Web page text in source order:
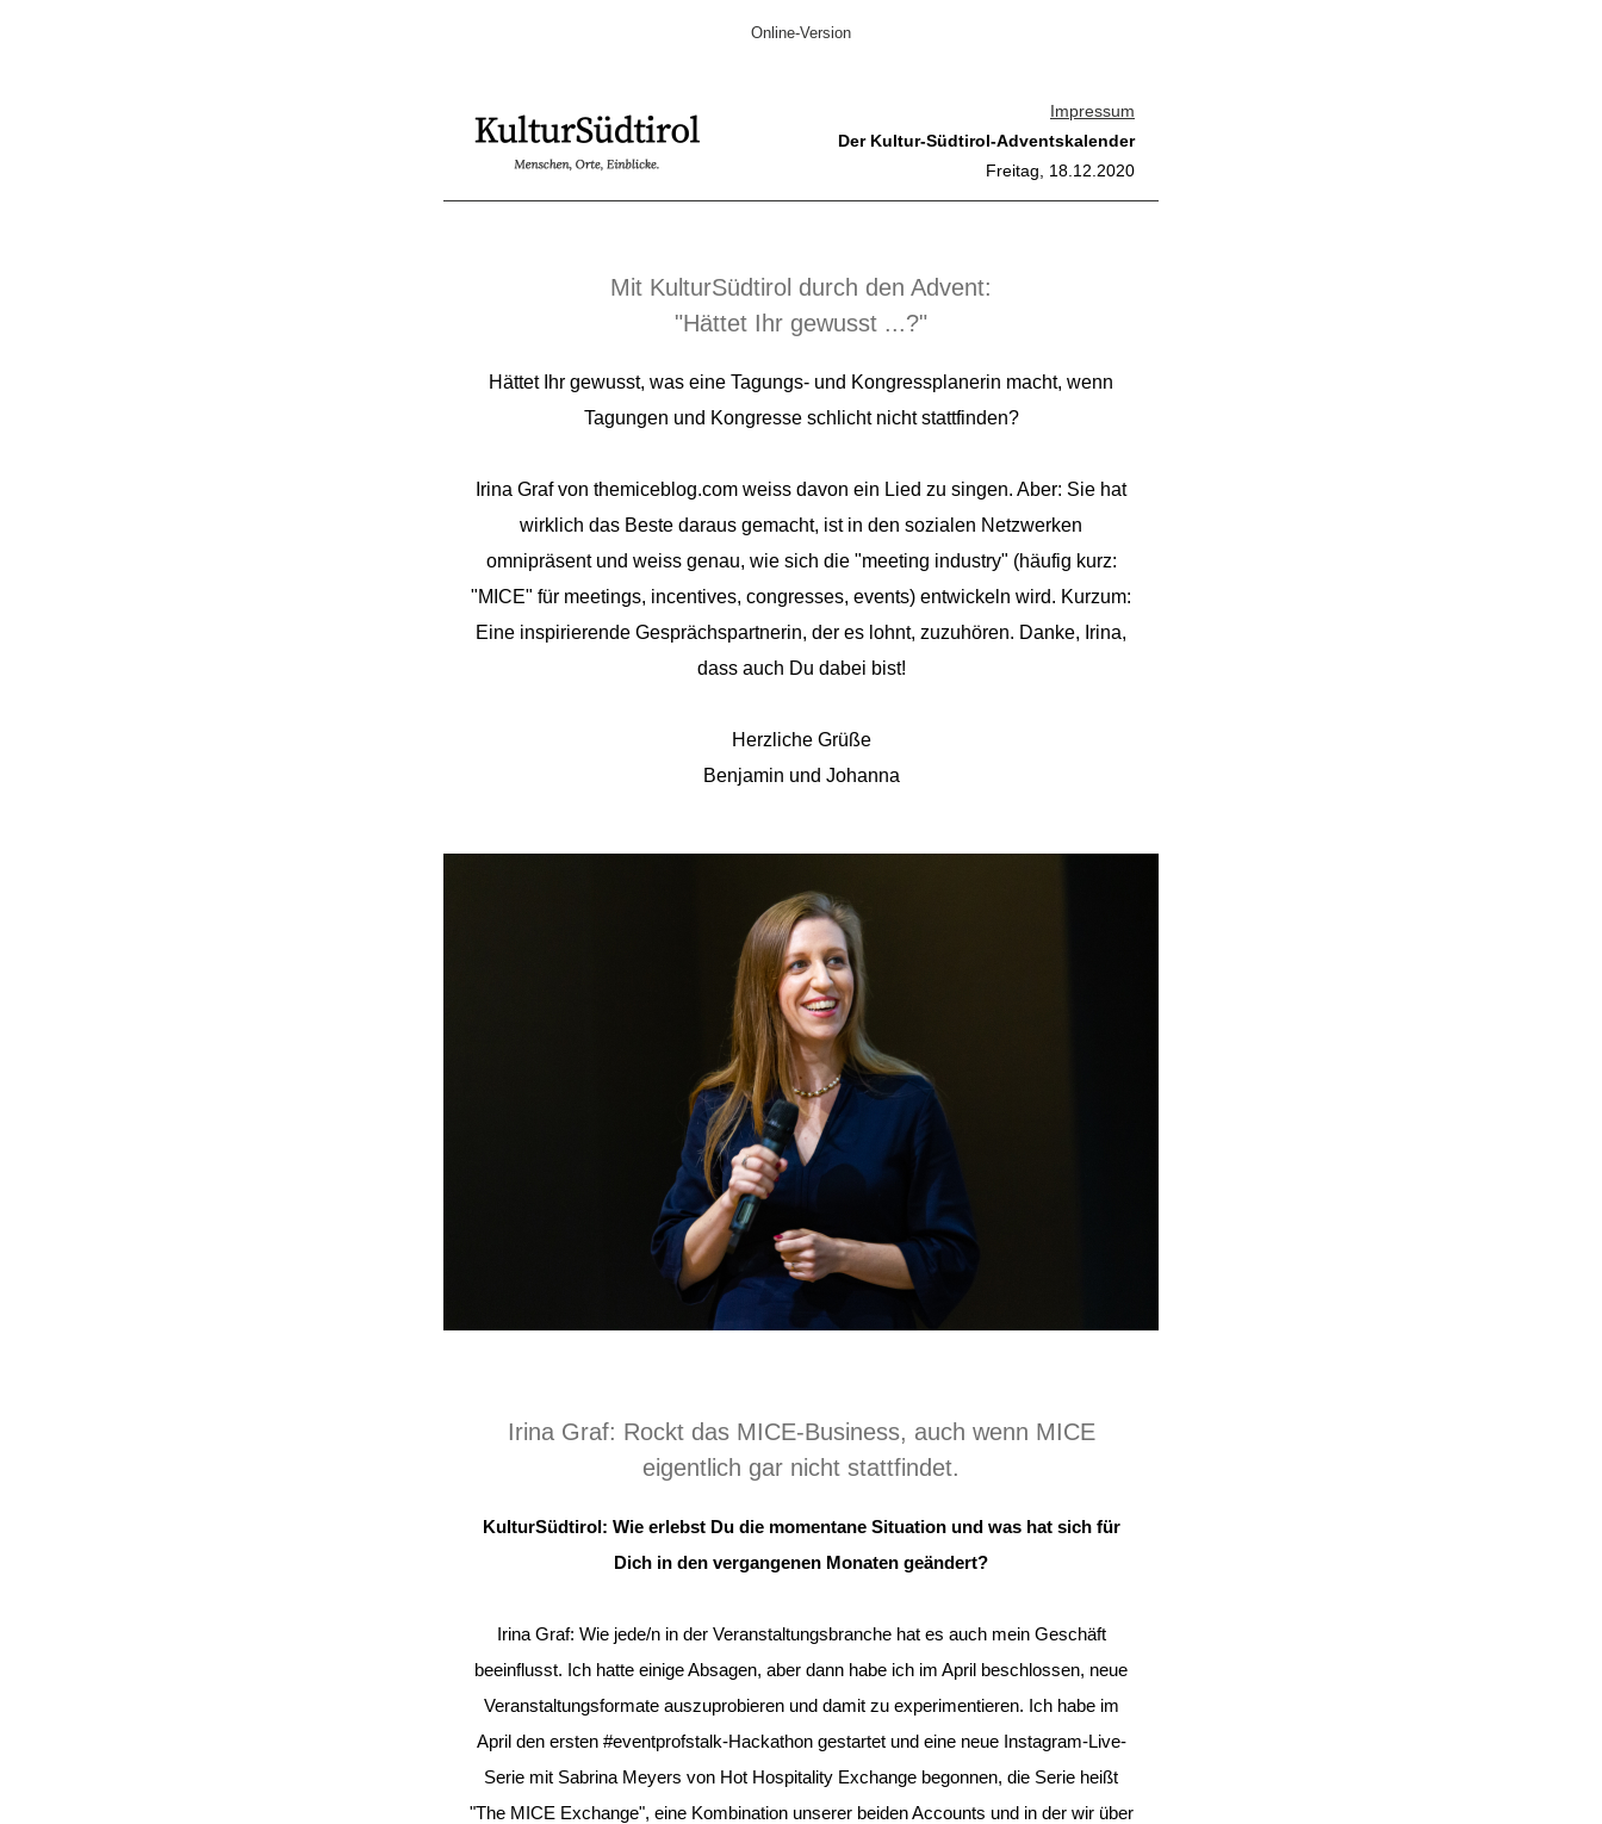
Online-Version
Impressum
Der Kultur-Südtirol-Adventskalender
Freitag, 18.12.2020
Mit KulturSüdtirol durch den Advent:
"Hättet Ihr gewusst ...?"
Hättet Ihr gewusst, was eine Tagungs- und Kongressplanerin macht, wenn
Tagungen und Kongresse schlicht nicht stattfinden?
Irina Graf von themiceblog.com weiss davon ein Lied zu singen. Aber: Sie hat
wirklich das Beste daraus gemacht, ist in den sozialen Netzwerken
omnipräsent und weiss genau, wie sich die "meeting industry" (häufig kurz:
"MICE" für meetings, incentives, congresses, events) entwickeln wird. Kurzum:
Eine inspirierende Gesprächspartnerin, der es lohnt, zuzuhören. Danke, Irina,
dass auch Du dabei bist!
Herzliche Grüße
Benjamin und Johanna
Irina Graf: Rockt das MICE-Business, auch wenn MICE
eigentlich gar nicht stattfindet.
KulturSüdtirol: Wie erlebst Du die momentane Situation und was hat sich für
Dich in den vergangenen Monaten geändert?
Irina Graf: Wie jede/n in der Veranstaltungsbranche hat es auch mein Geschäft
beeinflusst. Ich hatte einige Absagen, aber dann habe ich im April beschlossen, neue
Veranstaltungsformate auszuprobieren und damit zu experimentieren. Ich habe im
April den ersten #eventprofstalk-Hackathon gestartet und eine neue Instagram-Live-
Serie mit Sabrina Meyers von Hot Hospitality Exchange begonnen, die Serie heißt
"The MICE Exchange", eine Kombination unserer beiden Accounts und in der wir über